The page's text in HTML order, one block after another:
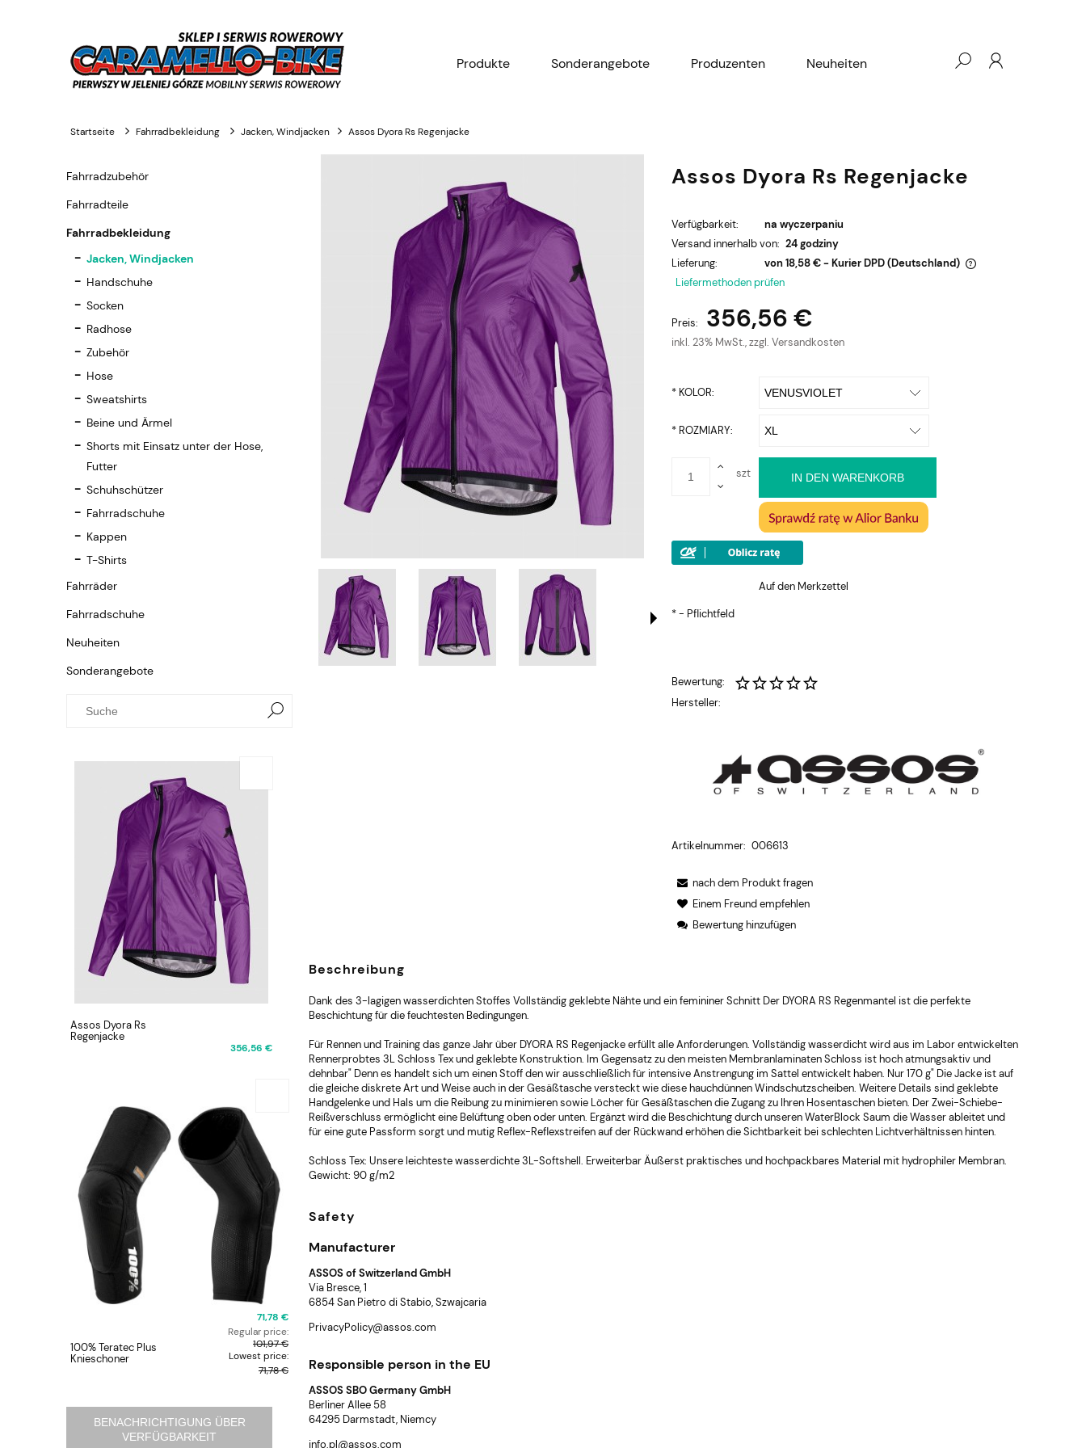
Produkte Sonderangebote Produzenten Neuheiten
Startseite Fahrradbekleidung Jacken, Windjacken Assos Dyora Rs Regenjacke
Fahrradzubehör
Fahrradteile
Fahrradbekleidung
Jacken, Windjacken
Handschuhe
Socken
Radhose
Zubehör
Hose
Sweatshirts
Beine und Ärmel
Shorts mit Einsatz unter der Hose,
Futter
Schuhschützer
Fahrradschuhe
Kappen
T-Shirts
Fahrräder
Fahrradschuhe
Neuheiten
Sonderangebote
Assos Dyora Rs
Regenjacke
356,56 €
100% Teratec Plus
Knieschoner
71,78 €
Regular price:
101,97 €
Lowest price:
71,78 €
60 ml
BENACHRICHTIGUNG ÜBER
VERFÜGBARKEIT
BENACHRICHTIGUNG ÜBER
VERFÜGBARKEIT
Assos Dyora Rs Regenjacke
Verfügbarkeit:
na wyczerpaniu
Versand innerhalb von: 24 godziny
Lieferung:
von 18,58 € - Kurier DPD (Deutschland)
Zahlungskosten
Liefermethoden prüfen
Preis: 356,56 €
inkl. 23% MwSt., zzgl. Versandkosten
* KOLOR:
* ROZMIARY:
szt IN DEN WARENKORB
Auf den Merkzettel
*- Pflichtfeld
Bewertung:
Hersteller:
Artikelnummer: 006613
nach dem Produkt fragen
Einem Freund empfehlen
Bewertung hinzufügen
Beschreibung
Dank des 3-lagigen wasserdichten Stoffes Vollständig geklebte Nähte und ein femininer Schnitt Der DYORA RS Regenmantel ist die perfekte
Beschichtung für die feuchtesten Bedingungen.
Für Rennen und Training das ganze Jahr über DYORA RS Regenjacke erfüllt alle Anforderungen. Vollständig wasserdicht wird aus im Labor entwickelten
Rennerprobtes 3L Schloss Tex und geklebte Konstruktion. Im Gegensatz zu den meisten Membranlaminaten Schloss ist hoch atmungsaktiv und
dehnbar" Denn es handelt sich um einen Stoff den wir ausschließlich für intensive Anstrengung im Sattel entwickelt haben. Nur 170 g" Die Jacke ist auf
die gleiche diskrete Art und Weise auch in der Gesäßtasche versteckt wie diese hauchdünnen Windschutzscheiben. Weitere Details sind geklebte
Handgelenke und Hals um die Reibung zu minimieren sowie Löcher für Gesäßtaschen die Zugang zu Ihren Hosentaschen bieten. Der Zwei-Schiebe-
Reißverschluss ermöglicht eine Belüftung oben oder unten. Ergänzt wird die Beschichtung durch unseren WaterBlock Saum die Wasser ableitet und
für eine gute Passform sorgt und mutig Reflex-Reflexstreifen auf der Rückwand erhöhen die Sichtbarkeit bei schlechten Lichtverhältnissen hinten.
Schloss Tex: Unsere leichteste wasserdichte 3L-Softshell. Erweiterbar Äußerst praktisches und hochpackbares Material mit hydrophiler Membran.
Gewicht: 90 g/m2
Safety
Manufacturer
ASSOS of Switzerland GmbH
Via Bresce, 1
6854 San Pietro di Stabio, Szwajcaria
PrivacyPolicy@assos.com
Responsible person in the EU
ASSOS SBO Germany GmbH
Berliner Allee 58
64295 Darmstadt, Niemcy
info.pl@assos.com